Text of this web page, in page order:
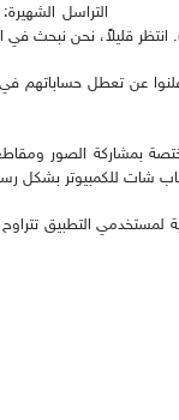
التراسل
قليلاً، نحن نبحث في
عن تعطل حساباتهم
الصور ومقاطع
شات للكمبيوتر بشكل